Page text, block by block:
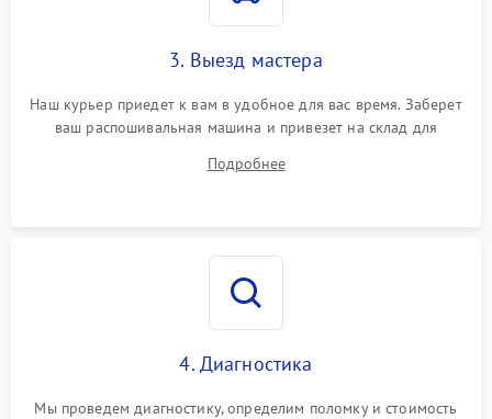
3. Выезд мастера
Наш курьер приедет к вам в удобное для вас время. Заберет
ваш распошивальная машина и привезет на склад для
Подробнее
4. Диагностика
Мы проведем диагностику, определим поломку и стоимость